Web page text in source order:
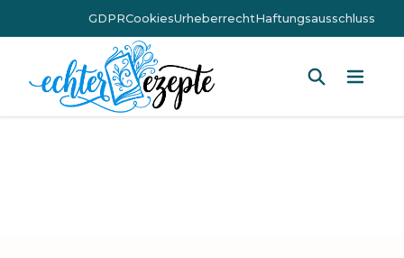
GDPRCookiesUrheberrechtHaftungsausschluss